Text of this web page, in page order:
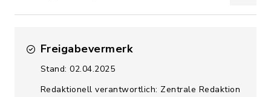
Freigabevermerk
Stand: 02.04.2025
Redaktionell verantwortlich: Zentrale Redaktion